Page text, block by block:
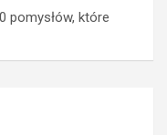
pomysłów, które